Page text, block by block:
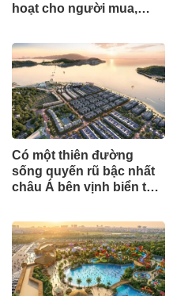
hoạt cho người mua,
dẫn
Có một thiên đường
sống quyến rũ bậc nhất
châu Á bên vịnh biển top